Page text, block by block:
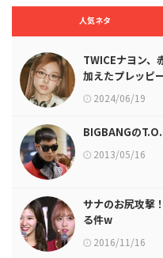
人気ネタ
TWICEナヨン、
加えたプレッピ
2024/06/19
BIGBANGの
2013/05/16
サナのお尻攻撃
る件w
2016/11/16